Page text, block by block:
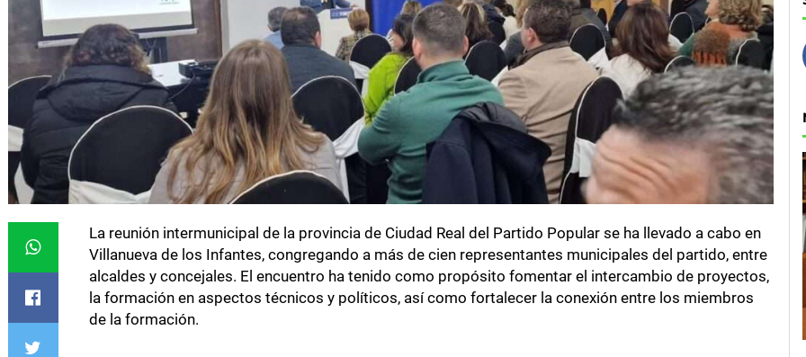
La reunión intermunicipal de la provincia de Ciudad Real del Partido Popular se ha llevado a cabo en
Villanueva de los Infantes, congregando a más de cien representantes municipales del partido, entre
alcaldes y concejales. El encuentro ha tenido como propósito fomentar el intercambio de proyectos,
la formación en aspectos técnicos y políticos, así como fortalecer la conexión entre los miembros
de la formación.